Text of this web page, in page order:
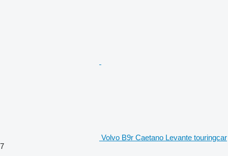
Volvo B9r Caetano Levante touringcar
7